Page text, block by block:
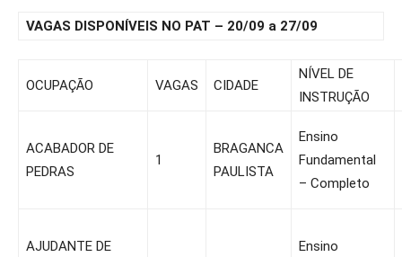
VAGAS DISPONÍVEIS NO PAT – 20/09 a 27/09
OCUPAÇÃO VAGAS CIDADE
NÍVEL DE
INSTRUÇÃO
ACABADOR DE
PEDRAS
1
BRAGANCA
PAULISTA
Ensino
Fundamental
– Completo
AJUDANTE DE
Ensino